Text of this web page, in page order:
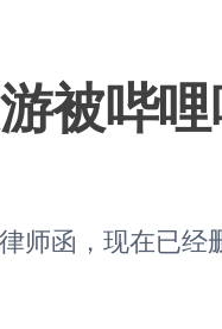
被哔
师函，现在已